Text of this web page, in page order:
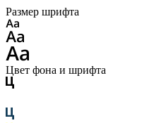
Размер шрифта
Цвет фона и шрифта